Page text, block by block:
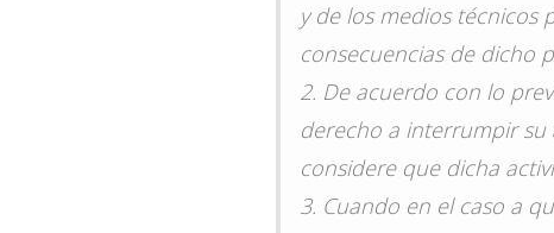
y de los medios técnicos
consecuencias de dicho
2. De acuerdo con lo
derecho a interrumpir su
considere que dicha
3. Cuando en el caso a